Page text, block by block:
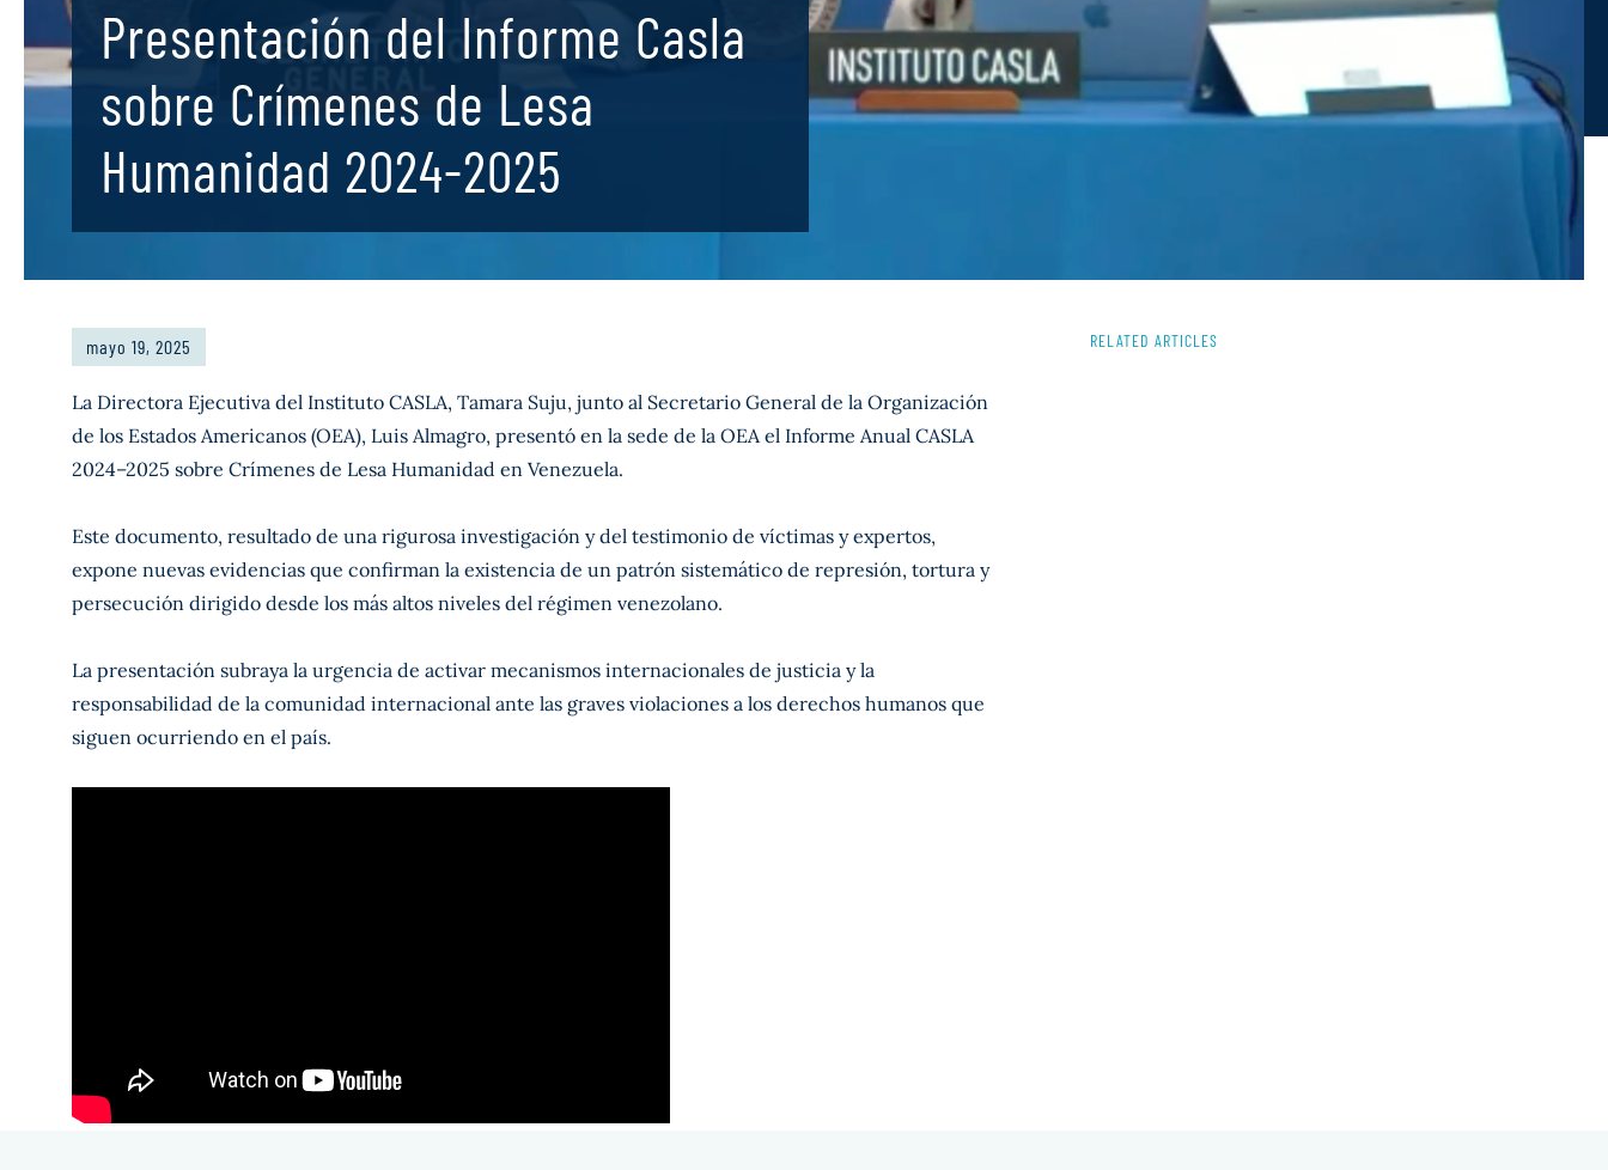
Presentación del Informe Casla
sobre Crímenes de Lesa
Humanidad 2024-2025
mayo 19, 2025
La Directora Ejecutiva del Instituto CASLA, Tamara Suju, junto al Secretario General de la Organización
de los Estados Americanos (OEA), Luis Almagro, presentó en la sede de la OEA el Informe Anual CASLA
2024–2025 sobre Crímenes de Lesa Humanidad en Venezuela.
Este documento, resultado de una rigurosa investigación y del testimonio de víctimas y expertos,
expone nuevas evidencias que confirman la existencia de un patrón sistemático de represión, tortura y
persecución dirigido desde los más altos niveles del régimen venezolano.
La presentación subraya la urgencia de activar mecanismos internacionales de justicia y la
responsabilidad de la comunidad internacional ante las graves violaciones a los derechos humanos que
siguen ocurriendo en el país.
RELATED ARTICLES